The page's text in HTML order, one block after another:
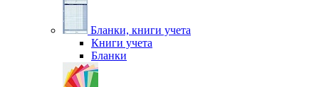
Бланки, книги учета
Книги учета
Бланки